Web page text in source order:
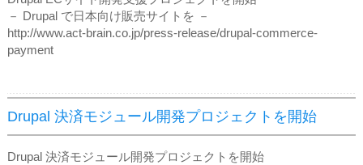
－ Drupal で日本向け販売サイトを －
http://www.act-brain.co.jp/press-release/drupal-commerce-
payment
Drupal 決済モジュール開発プロジェクトを開始
Drupal 決済モジュール開発プロジェクトを開始